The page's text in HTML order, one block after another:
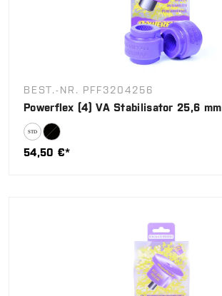
BEST.-NR. PFF3204256
Powerflex (4) VA Stabilisator 25,6 mm
54,50 €*